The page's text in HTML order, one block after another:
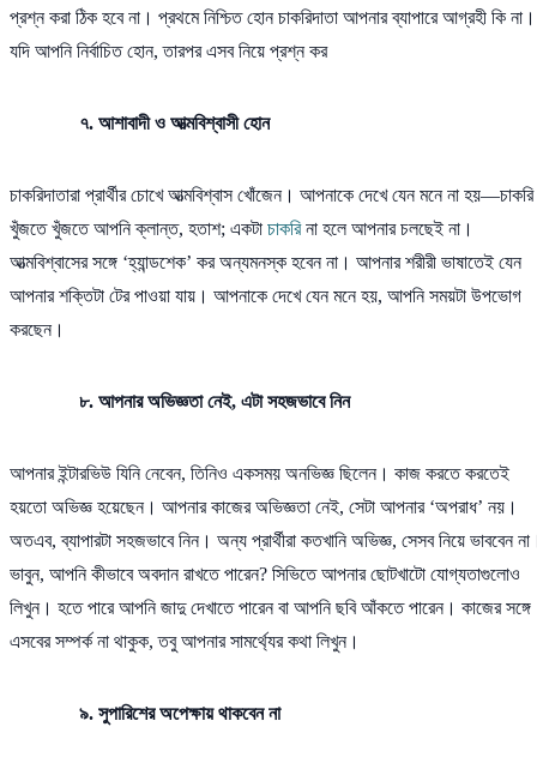
প্রশ্ন করা ঠিক হবে না। প্রথমে নিশ্চিত হোন চাকরিদাতা আপনার ব্যাপারে আগ্রহী কি না।
যদি আপনি নির্বাচিত হোন, তারপর এসব নিয়ে প্রশ্ন কর
৭. আশাবাদী ও আত্মবিশ্বাসী হোন
চাকরিদাতারা প্রার্থীর চোখে আত্মবিশ্বাস খোঁজেন। আপনাকে দেখে যেন মনে না হয়—চাকরি
খুঁজতে খুঁজতে আপনি ক্লান্ত, হতাশ; একটা চাকরিনা হলে আপনার চলছেই না।
আত্মবিশ্বাসের সঙ্গে ‘হ্যান্ডশেক’ কর অন্যমনস্ক হবেন না। আপনার শরীরী ভাষাতেই যেন
আপনার শক্তিটা টের পাওয়া যায়। আপনাকে দেখে যেন মনে হয়, আপনি সময়টা উপভোগ
করছেন।
৮. আপনার অভিজ্ঞতা নেই, এটা সহজভাবে নিন
আপনার ইন্টারভিউ যিনি নেবেন, তিনিও একসময় অনভিজ্ঞ ছিলেন। কাজ করতে করতেই
হয়তো অভিজ্ঞ হয়েছেন। আপনার কাজের অভিজ্ঞতা নেই, সেটা আপনার ‘অপরাধ’ নয়।
অতএব, ব্যাপারটা সহজভাবে নিন। অন্য প্রার্থীরা কতখানি অভিজ্ঞ, সেসব নিয়ে ভাববেন
ভাবুন, আপনি কীভাবে অবদান রাখতে পারেন? সিভিতে আপনার ছোটখাটো যোগ্যতাগুলোও
লিখুন। হতে পারে আপনি জাদু দেখাতে পারেন বা আপনি ছবি আঁকতে পারেন। কাজের সঙ্গে
এসবের সম্পর্ক না থাকুক, তবু আপনার সামর্থ্যের কথা লিখুন।
৯. সুপারিশের অপেক্ষায় থাকবেন না